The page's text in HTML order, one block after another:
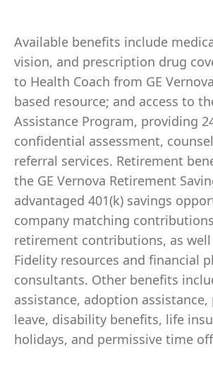
Available benefits include
vision, and prescription drug
to Health Coach from GE
based resource; and access to
Assistance Program, providing
confidential assessment,
referral services. Retirement
the GE Vernova Retirement
advantaged 401(k) savings
company matching
retirement contributions, as well
Fidelity resources and financial
consultants. Other benefits
assistance, adoption
leave, disability benefits, life
holidays, and permissive time